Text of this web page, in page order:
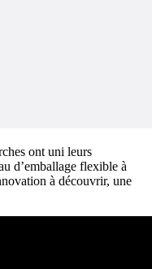
ont uni leurs
d’emballage flexible à
à découvrir, une